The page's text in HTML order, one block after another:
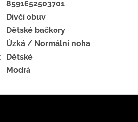
8591652503701
Dívčí obuv
Dětské bačkory
Úzká / Normální noha
: Dětské
Modrá